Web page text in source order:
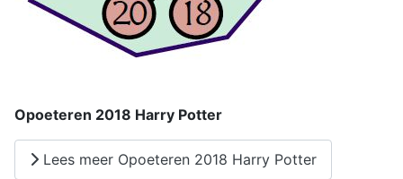
Opoeteren 2018 Harry Potter
Lees meer Opoeteren 2018 Harry Potter